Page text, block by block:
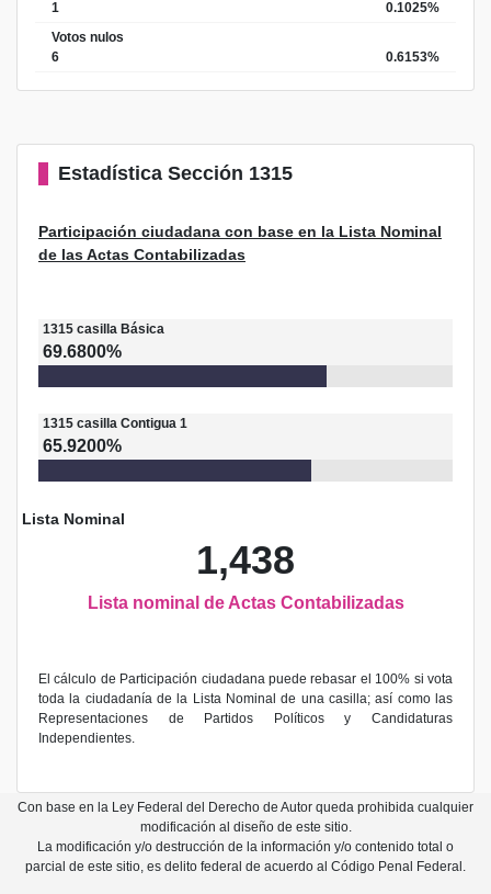
1
0.1025%
Votos nulos
6
0.6153%
Estadística Sección 1315
Participación ciudadana con base en la Lista Nominal
de las Actas Contabilizadas
1315 casilla Básica
69.6800%
1315 casilla Contigua 1
65.9200%
Lista Nominal
1,438
Lista nominal de Actas Contabilizadas
El cálculo de Participación ciudadana puede rebasar el 100% si vota
toda la ciudadanía de la Lista Nominal de una casilla; así como las
Representaciones de Partidos Políticos y Candidaturas
Independientes.
Con base en la Ley Federal del Derecho de Autor queda prohibida cualquier
modificación al diseño de este sitio.
La modificación y/o destrucción de la información y/o contenido total o
parcial de este sitio, es delito federal de acuerdo al Código Penal Federal.